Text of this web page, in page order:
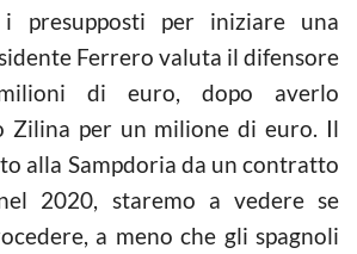
presupposti per iniziare una
Ferrero valuta il difensore
di euro, dopo averlo
Zilina per un milione di euro. Il
alla Sampdoria da un contratto
2020, staremo a vedere se
a meno che gli spagnoli